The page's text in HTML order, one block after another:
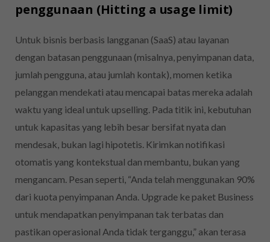
penggunaan (Hitting a usage limit)
Untuk bisnis berbasis langganan (SaaS) atau layanan
dengan batasan penggunaan (misalnya, penyimpanan data,
jumlah pengguna, atau jumlah kontak), momen ketika
pelanggan mendekati atau mencapai batas mereka adalah
waktu yang ideal untuk upselling. Pada titik ini, kebutuhan
untuk kapasitas yang lebih besar bersifat nyata dan
mendesak, bukan lagi hipotetis. Kirimkan notifikasi
otomatis yang kontekstual dan membantu, bukan yang
mengancam. Pesan seperti, “Anda telah menggunakan 90%
dari kuota penyimpanan Anda. Upgrade ke paket Business
untuk mendapatkan penyimpanan tak terbatas dan
pastikan operasional Anda tidak terganggu,” akan terasa